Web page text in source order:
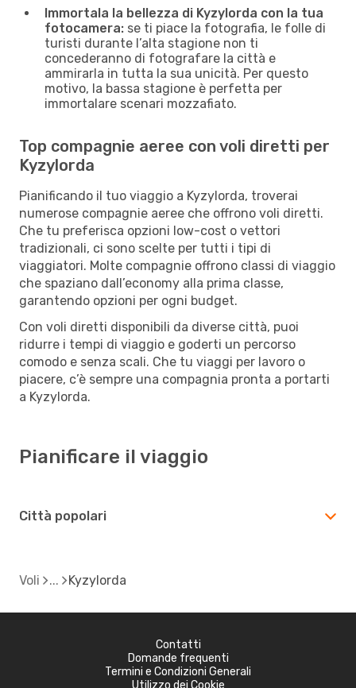
Immortala la bellezza di Kyzylorda con la tua
fotocamera: se ti piace la fotografia, le folle di
turisti durante l’alta stagione non ti
concederanno di fotografare la città e
ammirarla in tutta la sua unicità. Per questo
motivo, la bassa stagione è perfetta per
immortalare scenari mozzafiato.
Top compagnie aeree con voli diretti per
Kyzylorda
Pianificando il tuo viaggio a Kyzylorda, troverai
numerose compagnie aeree che offrono voli diretti.
Che tu preferisca opzioni low-cost o vettori
tradizionali, ci sono scelte per tutti i tipi di
viaggiatori. Molte compagnie offrono classi di viaggio
che spaziano dall’economy alla prima classe,
garantendo opzioni per ogni budget.
Con voli diretti disponibili da diverse città, puoi
ridurre i tempi di viaggio e goderti un percorso
comodo e senza scali. Che tu viaggi per lavoro o
piacere, c’è sempre una compagnia pronta a portarti
a Kyzylorda.
Pianificare il viaggio
Città popolari
Voli Kyzylorda
Contatti
Domande frequenti
Termini e Condizioni Generali
Utilizzo dei Cookie